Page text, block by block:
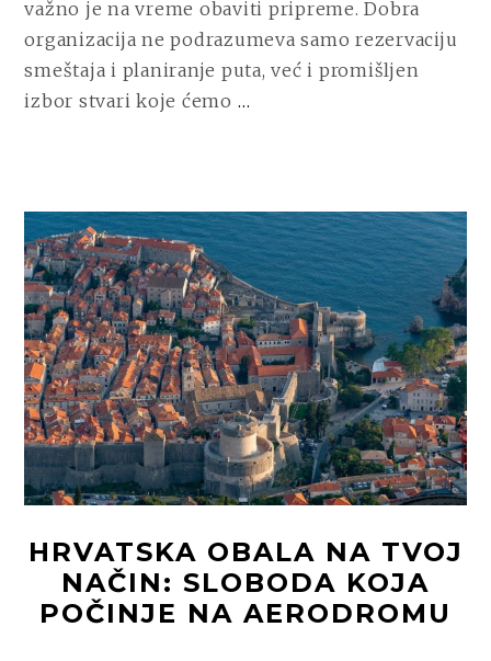
važno je na vreme obaviti pripreme. Dobra
organizacija ne podrazumeva samo rezervaciju
smeštaja i planiranje puta, već i promišljen
izbor stvari koje ćemo …
ZA
PRIPREMU
LETOVANJA
OD
GARDEROBE
DO
AKSESOARA
HRVATSKA OBALA NA TVOJ
NAČIN: SLOBODA KOJA
POČINJE NA AERODROMU